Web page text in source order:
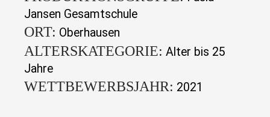
Jansen Gesamtschule
ORT: Oberhausen
ALTERSKATEGORIE: Alter bis 25
Jahre
WETTBEWERBSJAHR: 2021